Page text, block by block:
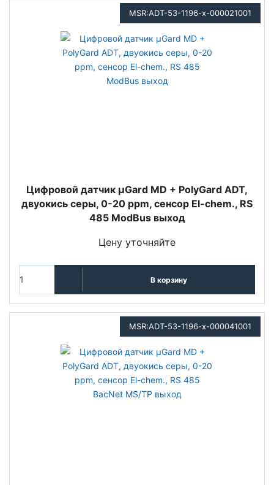
MSR:ADT-53-1196-x-000021001
Цифровой датчик µGard MD + PolyGard ADT,
двуокись серы, 0-20 ppm, сенсор El-chem., RS
485 ModBus выход
Цену уточняйте
В корзину
MSR:ADT-53-1196-x-000041001